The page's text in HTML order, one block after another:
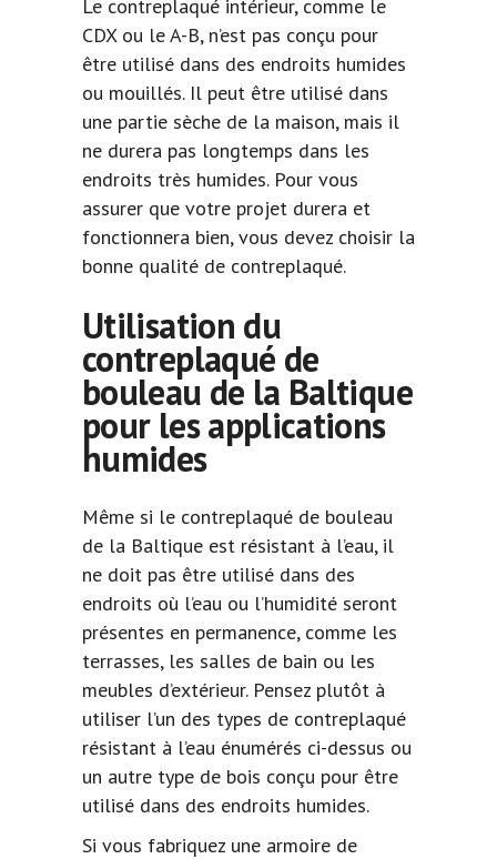
Le contreplaqué intérieur, comme le
CDX ou le A-B, n’est pas conçu pour
être utilisé dans des endroits humides
ou mouillés. Il peut être utilisé dans
une partie sèche de la maison, mais il
ne durera pas longtemps dans les
endroits très humides. Pour vous
assurer que votre projet durera et
fonctionnera bien, vous devez choisir la
bonne qualité de contreplaqué.
Utilisation du
contreplaqué de
bouleau de la Baltique
pour les applications
humides
Même si le contreplaqué de bouleau
de la Baltique est résistant à l’eau, il
ne doit pas être utilisé dans des
endroits où l’eau ou l’humidité seront
présentes en permanence, comme les
terrasses, les salles de bain ou les
meubles d’extérieur. Pensez plutôt à
utiliser l’un des types de contreplaqué
résistant à l’eau énumérés ci-dessus ou
un autre type de bois conçu pour être
utilisé dans des endroits humides.
Si vous fabriquez une armoire de